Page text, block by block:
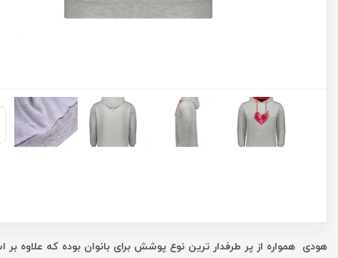
هودی همواره از پر طرفدار ترین نوع پوشش برای بانوان بوده که علاوه